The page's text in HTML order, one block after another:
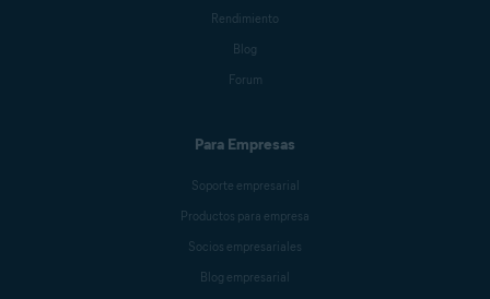
Melanie Weber
Crissy Joshua
Antoinette Cocorinos
Rendimiento
Blog
Forum
Para Empresas
Soporte empresarial
Productos para empresa
Socios empresariales
Blog empresarial